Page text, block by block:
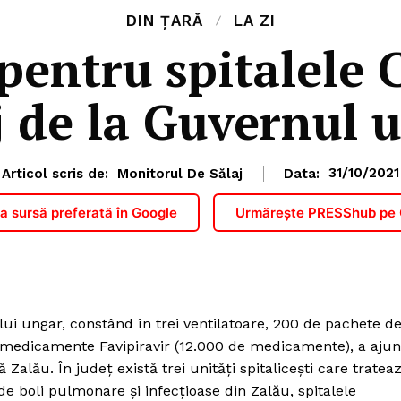
DIN ȚARĂ LA ZI
spitalele
de la Guvernul
Articol scris de: Monitorul De Sălaj Data: 31/10/2021
sursă preferată în Google Urmărește PRESShub
ungar, constând în trei ventilatoare, 200 de pachete de
Favipiravir (12.000 de medicamente), a
Zalău. În județ există trei unități spitalicești care
boli pulmonare și infecțioase din Zalău, spitalele